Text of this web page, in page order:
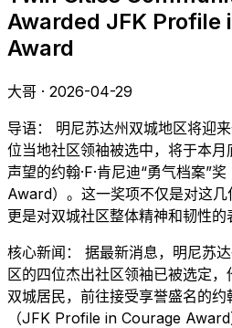
Awarded JFK Profile
Award
大哥 · 2026-04-29
导语： 明尼苏达州双城地区将迎
位当地社区领袖被选中，将于本
声望的约翰·F·肯尼迪“勇气档案”
Award）。这一奖项不仅是对这几
更是对双城社区整体精神和韧性的
核心新闻： 据最新消息，明尼苏
区的四位杰出社区领袖已被选定
双城居民，前往接受享誉盛名的约
（JFK Profile in Courage